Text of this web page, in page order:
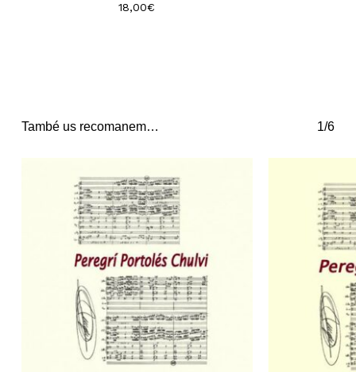
18,00€
També us recomanem… 1/6